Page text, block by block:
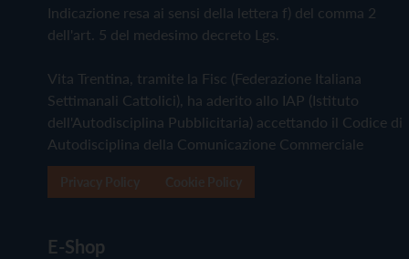
Indicazione resa ai sensi della lettera f) del comma 2
dell'art. 5 del medesimo decreto Lgs.
Vita Trentina, tramite la Fisc (Federazione Italiana
Settimanali Cattolici), ha aderito allo IAP (Istituto
dell'Autodisciplina Pubblicitaria) accettando il Codice di
Autodisciplina della Comunicazione Commerciale
E-Shop